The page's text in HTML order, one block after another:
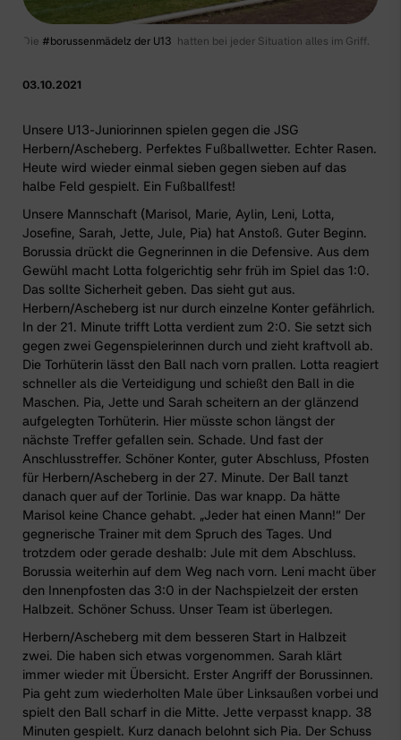
Die #borussenmädelz der U13 hatten bei jeder Situation alles im Griff.
03.10.2021
Unsere U13-Juniorinnen spielen gegen die JSG
Herbern/Ascheberg. Perfektes Fußballwetter. Echter Rasen.
Heute wird wieder einmal sieben gegen sieben auf das
halbe Feld gespielt. Ein Fußballfest!
Unsere Mannschaft (Marisol, Marie, Aylin, Leni, Lotta,
Josefine, Sarah, Jette, Jule, Pia) hat Anstoß. Guter Beginn.
Borussia drückt die Gegnerinnen in die Defensive. Aus dem
Gewühl macht Lotta folgerichtig sehr früh im Spiel das 1:0.
Das sollte Sicherheit geben. Das sieht gut aus.
Herbern/Ascheberg ist nur durch einzelne Konter gefährlich.
In der 21. Minute trifft Lotta verdient zum 2:0. Sie setzt sich
gegen zwei Gegenspielerinnen durch und zieht kraftvoll ab.
Die Torhüterin lässt den Ball nach vorn prallen. Lotta reagiert
schneller als die Verteidigung und schießt den Ball in die
Maschen. Pia, Jette und Sarah scheitern an der glänzend
aufgelegten Torhüterin. Hier müsste schon längst der
nächste Treffer gefallen sein. Schade. Und fast der
Anschlusstreffer. Schöner Konter, guter Abschluss, Pfosten
für Herbern/Ascheberg in der 27. Minute. Der Ball tanzt
danach quer auf der Torlinie. Das war knapp. Da hätte
Marisol keine Chance gehabt. „Jeder hat einen Mann!“ Der
gegnerische Trainer mit dem Spruch des Tages. Und
trotzdem oder gerade deshalb: Jule mit dem Abschluss.
Borussia weiterhin auf dem Weg nach vorn. Leni macht über
den Innenpfosten das 3:0 in der Nachspielzeit der ersten
Halbzeit. Schöner Schuss. Unser Team ist überlegen.
Herbern/Ascheberg mit dem besseren Start in Halbzeit
zwei. Die haben sich etwas vorgenommen. Sarah klärt
immer wieder mit Übersicht. Erster Angriff der Borussinnen.
Pia geht zum wiederholten Male über Linksaußen vorbei und
spielt den Ball scharf in die Mitte. Jette verpasst knapp. 38
Minuten gespielt. Kurz danach belohnt sich Pia. Der Schuss